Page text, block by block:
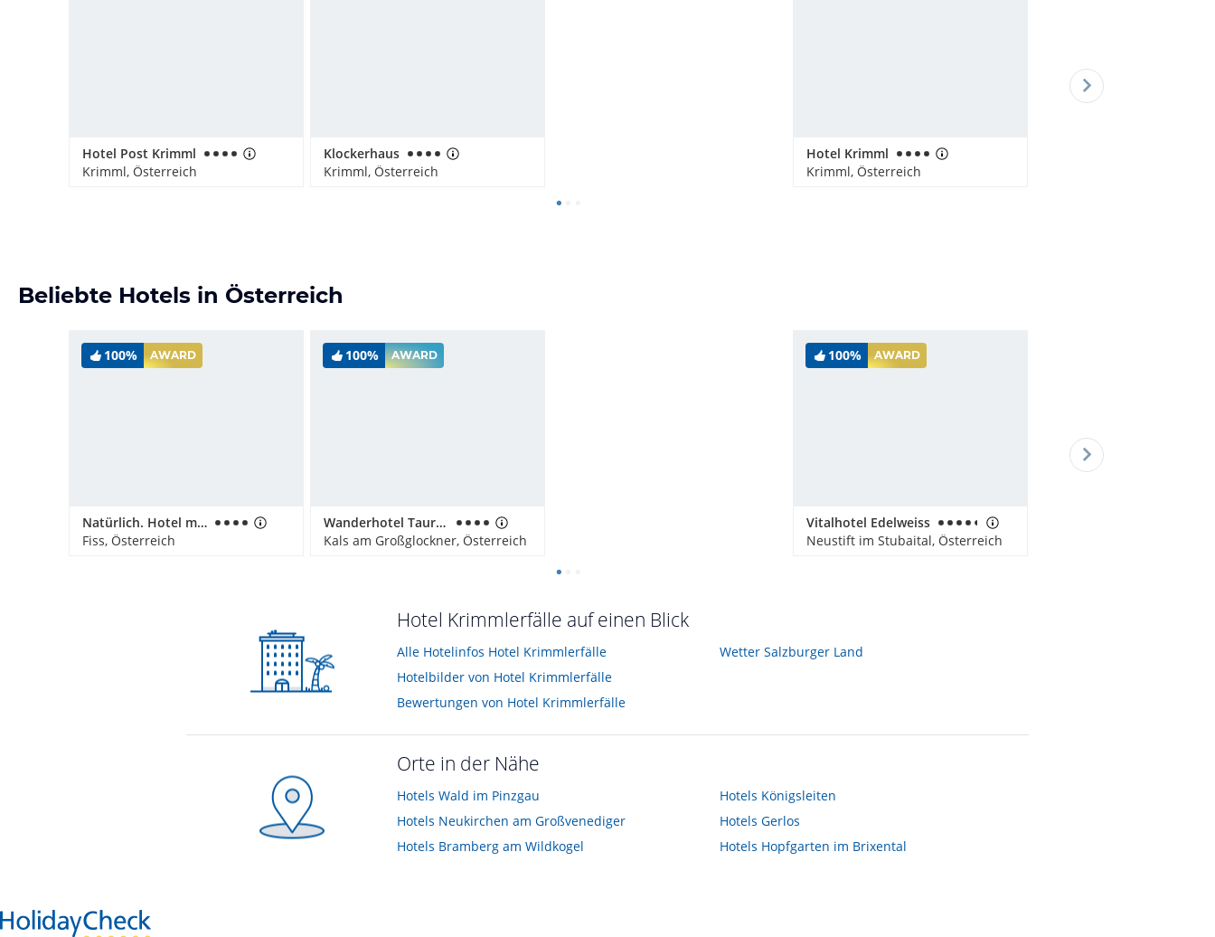
Hotel Post Krimml
Krimml, Österreich
Klockerhaus
Krimml, Österreich
Hotel Krimml
Krimml, Österreich
Beliebte Hotels in Österreich
100% AWARD
Natürlich. Hotel mit Charakter
Fiss, Österreich
100% AWARD
Wanderhotel Taurerwirt
Kals am Großglockner, Österreich
100% AWARD
Vitalhotel Edelweiss
Neustift im Stubaital, Österreich
Hotel Krimmlerfälle auf einen Blick
Alle Hotelinfos Hotel Krimmlerfälle
Hotelbilder von Hotel Krimmlerfälle
Bewertungen von Hotel Krimmlerfälle
Wetter Salzburger Land
Orte in der Nähe
Hotels Wald im Pinzgau
Hotels Neukirchen am Großvenediger
Hotels Bramberg am Wildkogel
Hotels Königsleiten
Hotels Gerlos
Hotels Hopfgarten im Brixental